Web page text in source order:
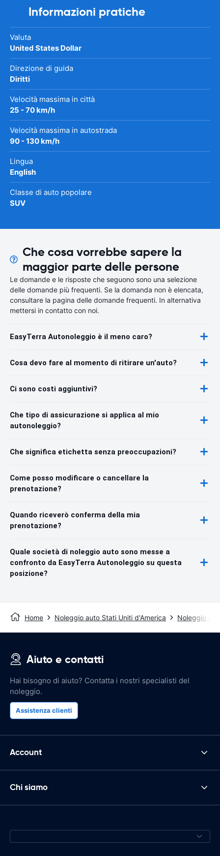
Informazioni pratiche
Valuta
United States Dollar
Direzione di guida
Diritti
Velocità massima in città
25 - 70 km/h
Velocità massima in autostrada
90 - 130 km/h
Lingua
English
Classe di auto popolare
SUV
Che cosa vorrebbe sapere la
maggior parte delle persone
Le domande e le risposte che seguono sono una selezione
delle domande più frequenti. Se la domanda non è elencata,
consultare la pagina delle domande frequenti. In alternativa
mettersi in contatto con noi.
EasyTerra Autonoleggio è il meno caro?
Cosa devo fare al momento di ritirare un'auto?
Ci sono costi aggiuntivi?
Che tipo di assicurazione si applica al mio
autonoleggio?
Che significa etichetta senza preoccupazioni?
Come posso modificare o cancellare la
prenotazione?
Quando riceverò conferma della mia
prenotazione?
Quale società di noleggio auto sono messe a
confronto da EasyTerra Autonoleggio su questa
posizione?
Home Noleggio auto Stati Uniti d'America Noleggio
Aiuto e contatti
Hai bisogno di aiuto? Contatta i nostri specialisti del
noleggio.
Assistenza clienti
Account
Chi siamo